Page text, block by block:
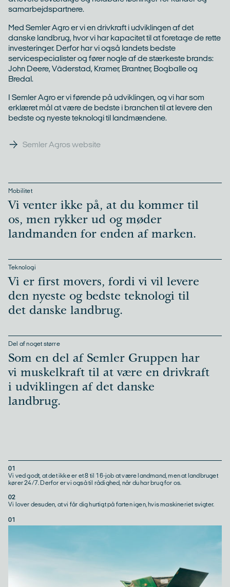
samarbejdspartnere.
Med Semler Agro er vi en drivkraft i udviklingen af det
danske landbrug, hvor vi har kapacitet til at foretage de rette
investeringer. Derfor har vi også landets bedste
servicespecialister og fører nogle af de stærkeste brands:
John Deere, Väderstad, Kramer, Brantner, Bogballe og
Bredal.
I Semler Agro er vi førende på udviklingen, og vi har som
erklæret mål at være de bedste i branchen til at levere den
bedste og nyeste teknologi til landmændene.
Semler Agros website
Mobilitet
Vi venter ikke på, at du kommer til
os, men rykker ud og møder
landmanden for enden af marken.
Teknologi
Vi er first movers, fordi vi vil levere
den nyeste og bedste teknologi til
det danske landbrug.
Del af noget større
Som en del af Semler Gruppen har
vi muskelkraft til at være en drivkraft
i udviklingen af det danske
landbrug.
01
01
Vi ved godt, at det ikke er et 8 til 16-job at være landmand, men at landbruget
kører 24/7. Derfor er vi også til rådighed, når du har brug for os.
02
Vi lover desuden, at vi får dig hurtigt på farten igen, hvis maskineriet svigter.